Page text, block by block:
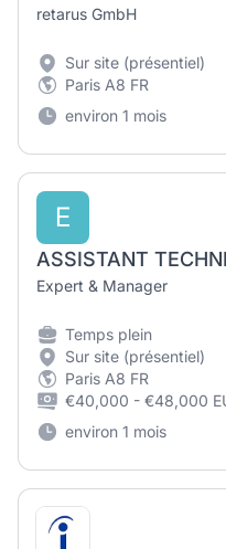
retarus GmbH
Sur site (présentiel)
Paris A8 FR
environ 1 mois
E
Expert & Manager
Temps plein
Sur site (présentiel)
Paris A8 FR
€40,000 - €48,000
environ 1 mois